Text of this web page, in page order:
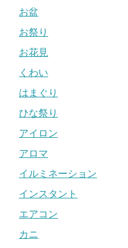
お盆
お祭り
お花見
くわい
はまぐり
ひな祭り
アイロン
アロマ
イルミネーション
インスタント
エアコン
カニ